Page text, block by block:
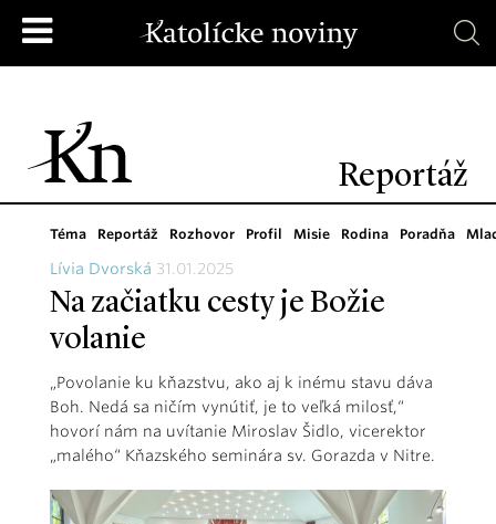
Reportáž
Téma Reportáž Rozhovor Profil Misie Rodina Poradňa
Lívia Dvorská 31.01.2025
Na začiatku cesty je Božie
volanie
„Povolanie ku kňazstvu, ako aj k inému stavu dáva
Boh. Nedá sa ničím vynútiť, je to veľká milosť,“
hovorí nám na uvítanie Miroslav Šidlo, vicerektor
„malého“ Kňazského seminára sv. Gorazda v Nitre.